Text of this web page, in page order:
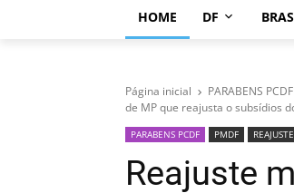
HOME DF
Página inicial PARABENS PCDF
de MP que reajusta o subsídios
PARABENS PCDF PMDF REAJUSTE
Reajuste